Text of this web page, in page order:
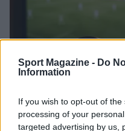
Sport Magazine - Do
Information
If you wish to opt-out of
processing of your
targeted advertising by us,